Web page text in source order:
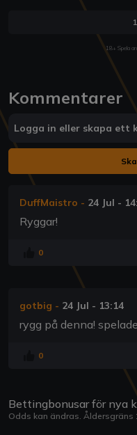
1
18+ Spela
Kommentarer
Logga in eller skapa ett
DuffMaistro - 24 Jul -
Ryggar!
0
gotbig - 24 Jul - 13:14
rygg på denna!
0
Bettingbonusar för nya
Odds kan ändras. Åldersgräns